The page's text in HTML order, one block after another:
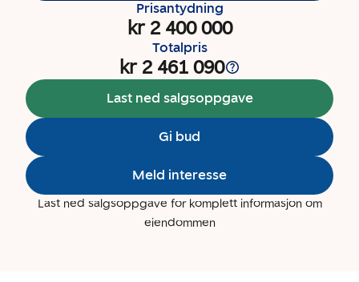
Prisantydning
kr 2 400 000
Totalpris
kr 2 461 090
Last ned salgsoppgave
Gi bud
Meld interesse
Last ned salgsoppgave for komplett informasjon om
eiendommen